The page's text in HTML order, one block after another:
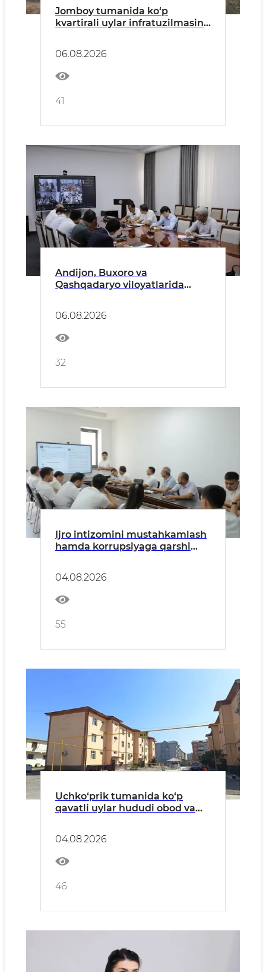
Jomboy tumanida ko‘p
kvartirali uylar infratuzilmasini
06.08.2026
41
Andijon, Buxoro va
Qashqadaryo viloyatlarida
06.08.2026
32
Ijro intizomini mustahkamlash
hamda korrupsiyaga qarshi
oʻtdi
04.08.2026
55
Uchko‘prik tumanida ko‘p
qavatli uylar hududi obod va
04.08.2026
46